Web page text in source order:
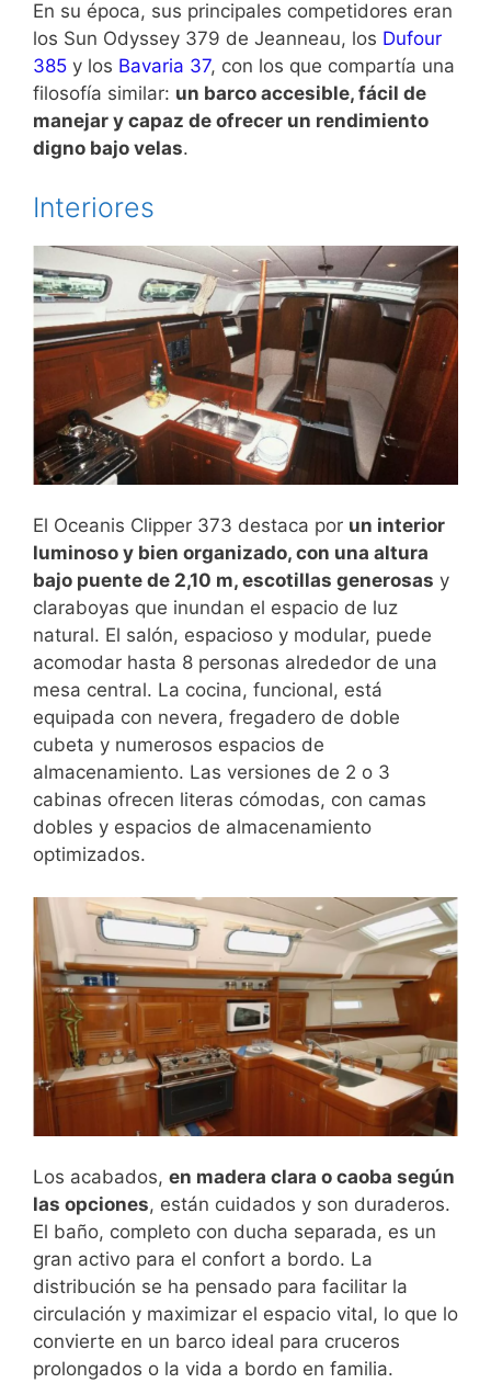
En su época, sus principales competidores eran
los Sun Odyssey 379 de Jeanneau, los Dufour
385 y los Bavaria 37, con los que compartía una
filosofía similar: un barco accesible, fácil de
manejar y capaz de ofrecer un rendimiento
digno bajo velas.
Interiores
El Oceanis Clipper 373 destaca por un interior
luminoso y bien organizado, con una altura
bajo puente de 2,10 m, escotillas generosas y
claraboyas que inundan el espacio de luz
natural. El salón, espacioso y modular, puede
acomodar hasta 8 personas alrededor de una
mesa central. La cocina, funcional, está
equipada con nevera, fregadero de doble
cubeta y numerosos espacios de
almacenamiento. Las versiones de 2 o 3
cabinas ofrecen literas cómodas, con camas
dobles y espacios de almacenamiento
optimizados.
Los acabados, en madera clara o caoba según
las opciones, están cuidados y son duraderos.
El baño, completo con ducha separada, es un
gran activo para el confort a bordo. La
distribución se ha pensado para facilitar la
circulación y maximizar el espacio vital, lo que lo
convierte en un barco ideal para cruceros
prolongados o la vida a bordo en familia.